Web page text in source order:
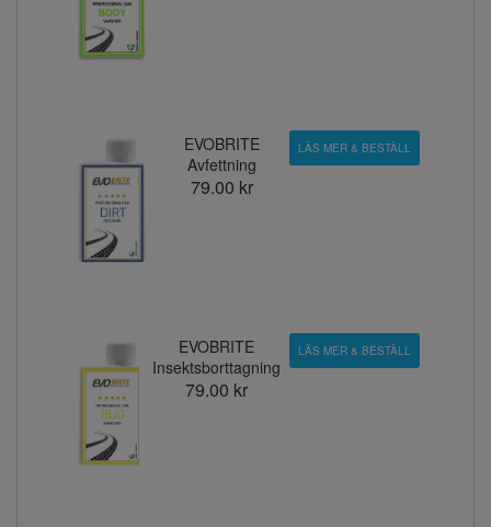
EVOBRITE
Avfettning
79.00 kr
LÄS MER & BESTÄLL
EVOBRITE
Insektsborttagning
79.00 kr
LÄS MER & BESTÄLL